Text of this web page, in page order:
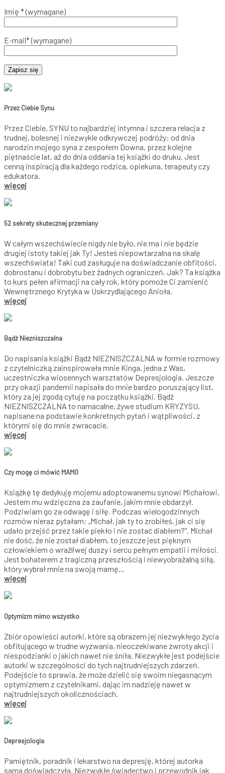
Imię * (wymagane)
E-mail* (wymagane)
Przez Ciebie Synu
Przez Ciebie, SYNU to najbardziej intymna i szczera relacja z
trudnej, bolesnej i niezwykle odkrywczej podróży: od dnia
narodzin mojego syna z zespołem Downa, przez kolejne
piętnaście lat, aż do dnia oddania tej książki do druku. Jest
cenną inspiracją dla każdego rodzica, opiekuna, terapeuty czy
edukatora.
więcej
52 sekrety skutecznej przemiany
W całym wszechświecie nigdy nie było, nie ma i nie będzie
drugiej istoty takiej jak Ty! Jesteś niepowtarzalna na skalę
wszechświata! Taki cud zasługuje na doświadczanie obfitości,
dobrostanu i dobrobytu bez żadnych ograniczeń. Jak? Ta książka
to kurs pełen afirmacji na cały rok, który pomoże Ci zamienić
Wewnętrznego Krytyka w Uskrzydlającego Anioła.
więcej
Bądź Niezniszczalna
Do napisania książki Bądź NIEZNISZCZALNA w formie rozmowy
z czytelniczką zainspirowała mnie Kinga, jedna z Was,
uczestniczka wiosennych warsztatów Depresjologia. Jeszcze
przy okazji pandemii napisała do mnie bardzo poruszający list,
który za jej zgodą cytuję na początku książki. Bądź
NIEZNISZCZALNA to namacalne, żywe studium KRYZYSU,
napisane na podstawie konkretnych pytań i wątpliwości, z
którymi się do mnie zwracacie.
więcej
Czy mogę ci mówić MAMO
Książkę tę dedykuję mojemu adoptowanemu synowi Michałowi.
Jestem mu wdzięczna za zaufanie, jakim mnie obdarzył.
Podziwiam go za odwagę i siłę. Podczas wielogodzinnych
rozmów nieraz pytałam: „Michał, jak ty to zrobiłeś, jak ci się
udało przejść przez takie piekło i nie zostać diabłem?”. Michał
nie dość, że nie został diabłem, to jeszcze jest pięknym
człowiekiem o wrażliwej duszy i sercu pełnym empatii i miłości.
Jest bohaterem z tragiczną przeszłością i niewyobrażalną siłą,
który wybrał mnie na swoją mamę…
więcej
Optymizm mimo wszystko
Zbiór opowieści autorki, które są obrazem jej niezwykłego życia
obfitującego w trudne wyzwania, nieoczekiwane zwroty akcji i
niespodzianki o jakich nawet nie śniła. Niezwykłe jest podejście
autorki w szczególności do tych najtrudniejszych zdarzeń.
Podejście to sprawia, że może dzielić się swoim niegasnącym
optymizmem z czytelnikami, dając im nadzieję nawet w
najtrudniejszych okolicznościach.
więcej
Depresjologia
Pamiętnik, poradnik i lekarstwo na depresję, której autorka
sama doświadczyła. Niezwykłe świadectwo i przewodnik jak